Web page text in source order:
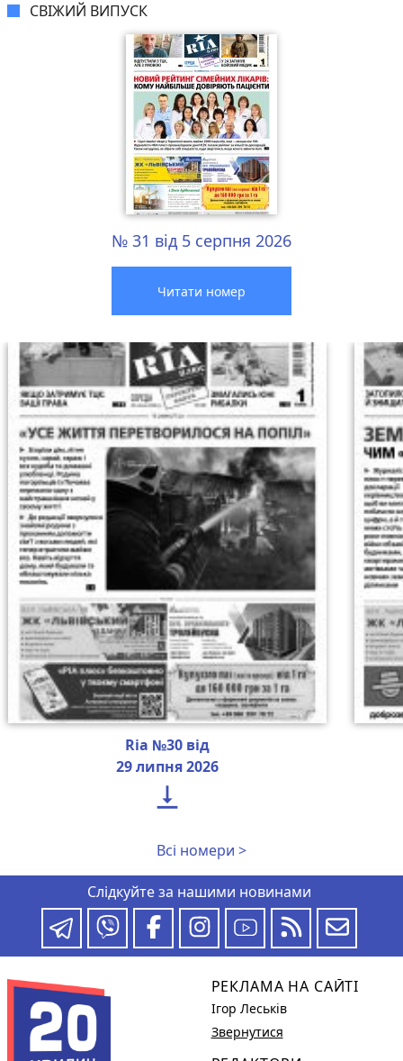
СВІЖИЙ ВИПУСК
№ 31 від 5 серпня 2026
Читати номер
Ria №30 від
29 липня 2026

Всі номери >
Слідкуйте за нашими новинами
РЕКЛАМА НА САЙТІ
Ігор Леськів
Звернутися